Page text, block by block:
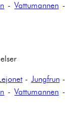
-Vattumannen -
- Jungfrun-
-Vattumannen -